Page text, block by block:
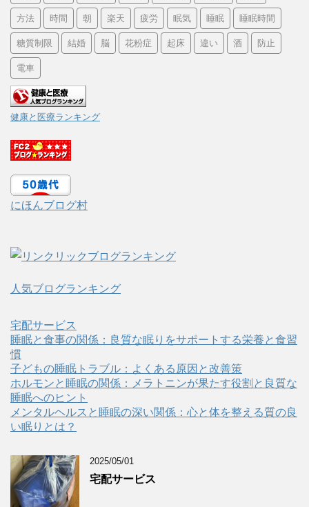
方法 時間 朝 楽天 疲労 眠気 睡眠 睡眠時間
糖質制限 結婚 脳 花粉症 起床 違い 酒 防止
電車
健康と医療ランキング
にほんブログ村
人気ブログランキング
宅配サービス
睡眠と食事の関係：良質な眠りをサポートする栄養と食習
慣
子どもの睡眠トラブル：よくある原因と改善策
ホルモンと睡眠の関係：メラトニンが果たす役割と良質な
睡眠へのヒント
メンタルヘルスと睡眠の深い関係：心と体を整える質の良
い眠りとは？
2025/05/01
宅配サービス